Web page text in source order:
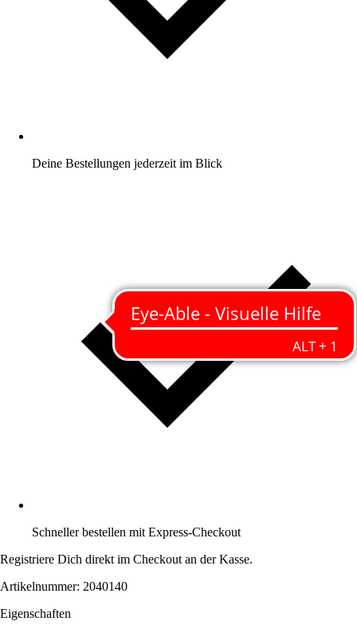
Deine Bestellungen jederzeit im Blick
Schneller bestellen mit Express-Checkout
Registriere Dich direkt im Checkout an der Kasse.
Artikelnummer: 2040140
Eigenschaften